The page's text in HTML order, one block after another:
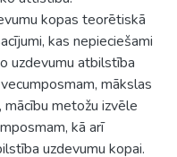
kopas teorētiskā
kas nepieciešami
uzdevumu atbilstība
mākslas
metožu izvēle
kā arī
uzdevumu kopai.